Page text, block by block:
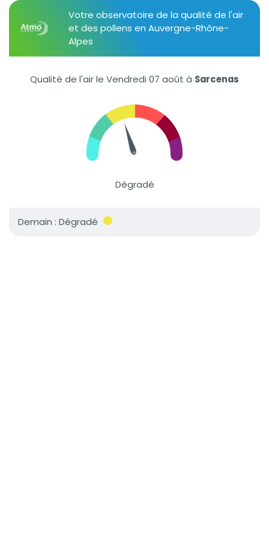
Votre observatoire de la qualité de l'air
et des pollens en Auvergne-Rhône-
Alpes
Qualité de l'air le Vendredi 07 août à Sarcenas
Dégradé
Demain : Dégradé